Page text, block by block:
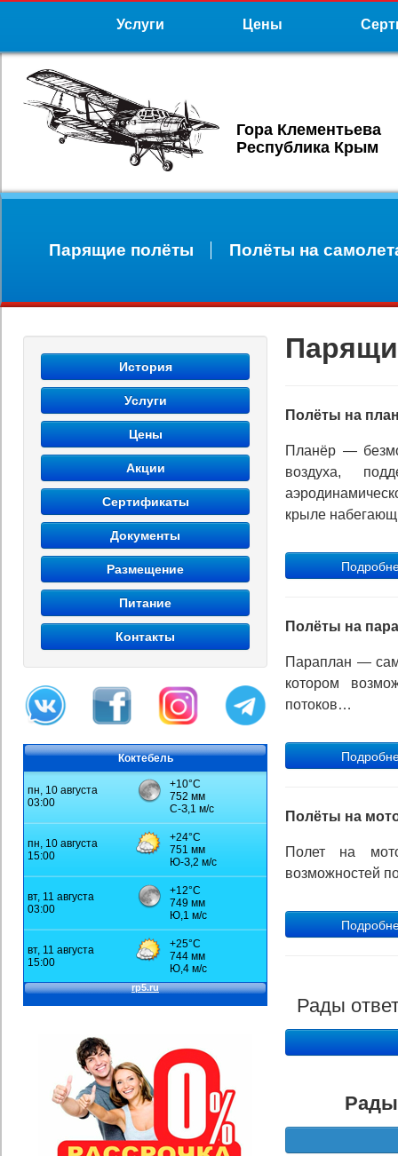
Услуги Цены
Гора Клементьева
Республика Крым
Парящие полёты Полёты на
Полёты на
Планёр —
воздуха,
крыле
Полёты на
Параплан —
котором
потоков…
Полёты на
Полет на
возможностей
Рады
Рады
История
Услуги
Цены
Акции
Сертификаты
Документы
Размещение
Питание
Контакты
Коктебель